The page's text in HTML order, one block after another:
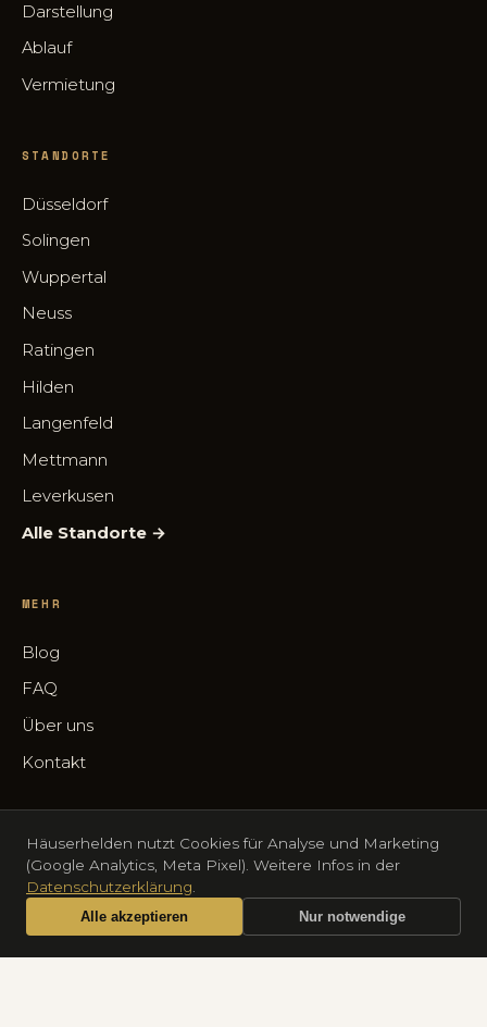
Darstellung
Ablauf
Vermietung
STANDORTE
Düsseldorf
Solingen
Wuppertal
Neuss
Ratingen
Hilden
Langenfeld
Mettmann
Leverkusen
Alle Standorte →
MEHR
Blog
FAQ
Über uns
Kontakt
© 2026 Häuserhelden UG (haftungsbeschränkt) · Fürker Str.
47A, 42697 Solingen · HRB 108458, AG Düsseldorf
ImpressumDatenschutz
Häuserhelden nutzt Cookies für Analyse und Marketing
(Google Analytics, Meta Pixel). Weitere Infos in der
Datenschutzerklärung.
Alle akzeptieren Nur notwendige